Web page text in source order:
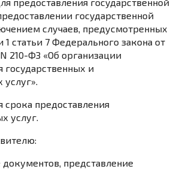
государственной
случаев, предусмотренных
1 статьи 7 Федерального закона от
210-ФЗ «Об организации
государственных и
срока предоставления
услуг.
документов, представление